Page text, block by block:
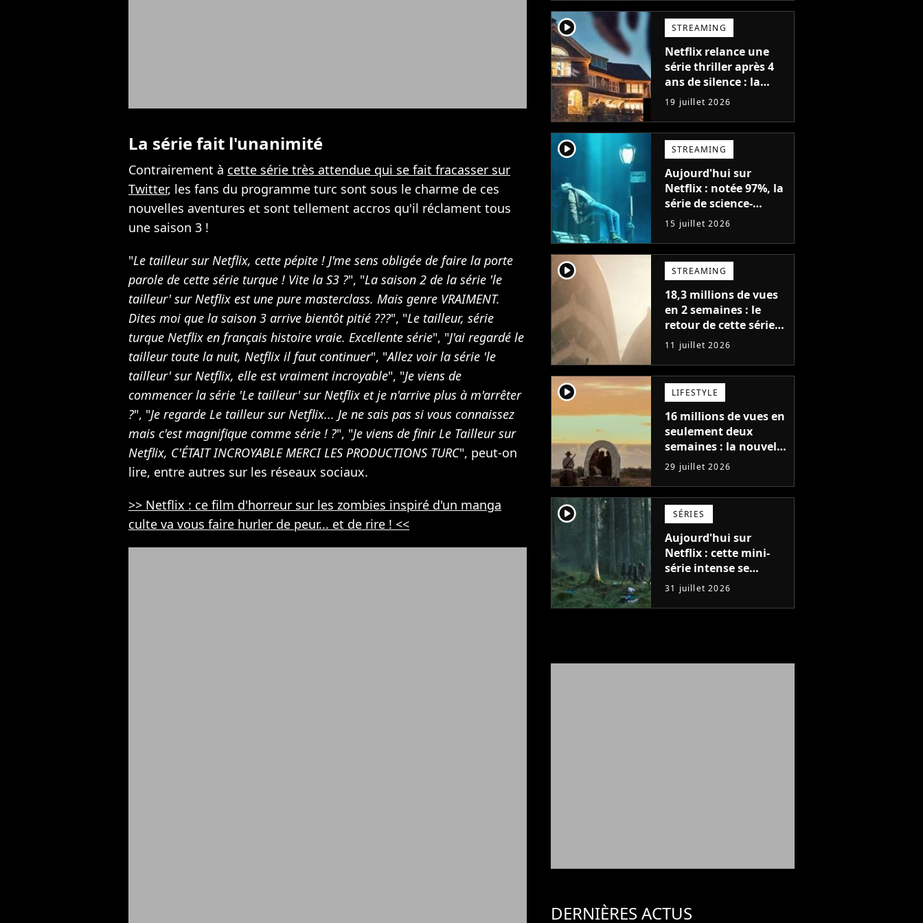
La série fait l'unanimité
Contrairement à cette série très attendue qui se fait fracasser sur
Twitter, les fans du programme turc sont sous le charme de ces
nouvelles aventures et sont tellement accros qu'il réclament tous
une saison 3 !
"Le tailleur sur Netflix, cette pépite ! J'me sens obligée de faire la porte
parole de cette série turque ! Vite la S3 ?", "La saison 2 de la série 'le
tailleur' sur Netflix est une pure masterclass. Mais genre VRAIMENT.
Dites moi que la saison 3 arrive bientôt pitié ???", "Le tailleur, série
turque Netflix en français histoire vraie. Excellente série", "J'ai regardé le
tailleur toute la nuit, Netflix il faut continuer", "Allez voir la série 'le
tailleur' sur Netflix, elle est vraiment incroyable", "Je viens de
commencer la série 'Le tailleur' sur Netflix et je n'arrive plus à m'arrêter
?", "Je regarde Le tailleur sur Netflix... Je ne sais pas si vous connaissez
mais c'est magnifique comme série ! ?", "Je viens de finir Le Tailleur sur
Netflix, C'ÉTAIT INCROYABLE MERCI LES PRODUCTIONS TURC", peut-on
lire, entre autres sur les réseaux sociaux.
>> Netflix : ce film d'horreur sur les zombies inspiré d'un manga
culte va vous faire hurler de peur... et de rire ! <<
parfaites
player2 STREAMING
Netflix relance une
série thriller après 4
ans de silence : la
saison 1 avait atteint
plus de 79 millions de
vues
19 juillet 2026
player2 STREAMING
Aujourd'hui sur
Netflix : notée 97%, la
série de science-
fiction la plus drôle
du moment est enfin
de retour avec 8
nouveaux épisodes
15 juillet 2026
player2 STREAMING
18,3 millions de vues
en 2 semaines : le
retour de cette série
fantastique est le bide
de l'année sur Netflix
11 juillet 2026
player2 LIFESTYLE
16 millions de vues en
seulement deux
semaines : la nouvelle
série Netflix idéale
pour les fans de
Yellowstone
29 juillet 2026
player2 SÉRIES
Aujourd'hui sur
Netflix : cette mini-
série intense se
regarde en une seule
après-midi
31 juillet 2026
DERNIÈRES ACTUS